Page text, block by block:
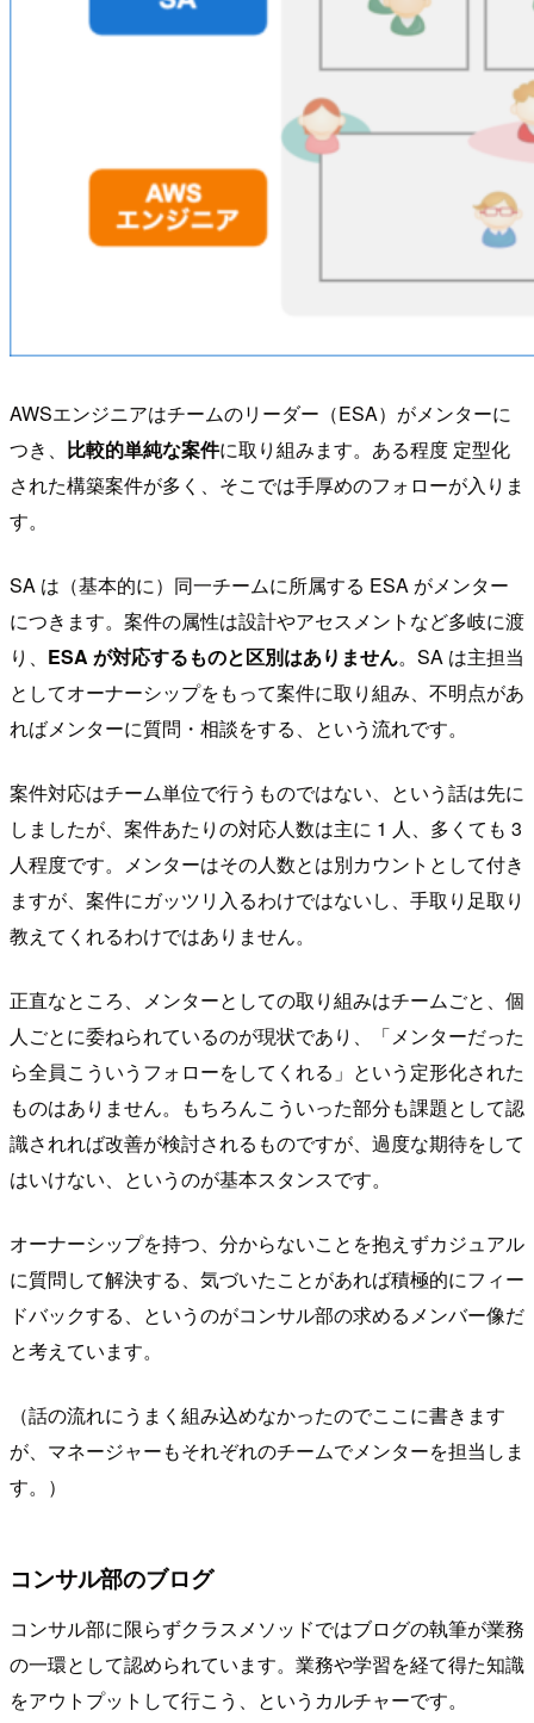
AWSエンジニアはチームのリーダー（ESA）がメンターに
つき、 比較的単純な案件に取り組みます。ある程度 定型化
された構築案件が多く、そこでは手厚めのフォローが入りま
す。
SA は（基本的に）同一チームに所属する ESA がメンター
につきます。案件の属性は設計やアセスメントなど多岐に渡
り、 ESA が対応するものと区別はありません。SA は主担当
としてオーナーシップをもって案件に取り組み、不明点があ
ればメンターに質問・相談をする、という流れです。
案件対応はチーム単位で行うものではない、という話は先に
しましたが、案件あたりの対応人数は主に 1 人、多くても 3
人程度です。メンターはその人数とは別カウントとして付き
ますが、案件にガッツリ入るわけではないし、手取り足取り
教えてくれるわけではありません。
正直なところ、メンターとしての取り組みはチームごと、個
人ごとに委ねられているのが現状であり、「メンターだった
ら全員こういうフォローをしてくれる」という定形化された
ものはありません。もちろんこういった部分も課題として認
識されれば改善が検討されるものですが、過度な期待をして
はいけない、というのが基本スタンスです。
オーナーシップを持つ、分からないことを抱えずカジュアル
に質問して解決する、気づいたことがあれば積極的にフィー
ドバックする、というのがコンサル部の求めるメンバー像だ
と考えています。
（話の流れにうまく組み込めなかったのでここに書きます
が、マネージャーもそれぞれのチームでメンターを担当しま
す。）
コンサル部のブログ
コンサル部に限らずクラスメソッドではブログの執筆が業務
の一環として認められています。業務や学習を経て得た知識
をアウトプットして行こう、というカルチャーです。